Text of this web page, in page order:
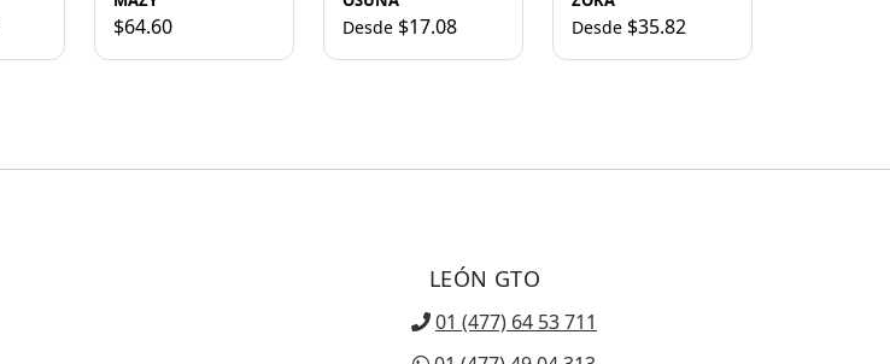
$64.60 Desde $17.08 Desde $35.82
LEÓN GTO
01 (477) 64 53 711